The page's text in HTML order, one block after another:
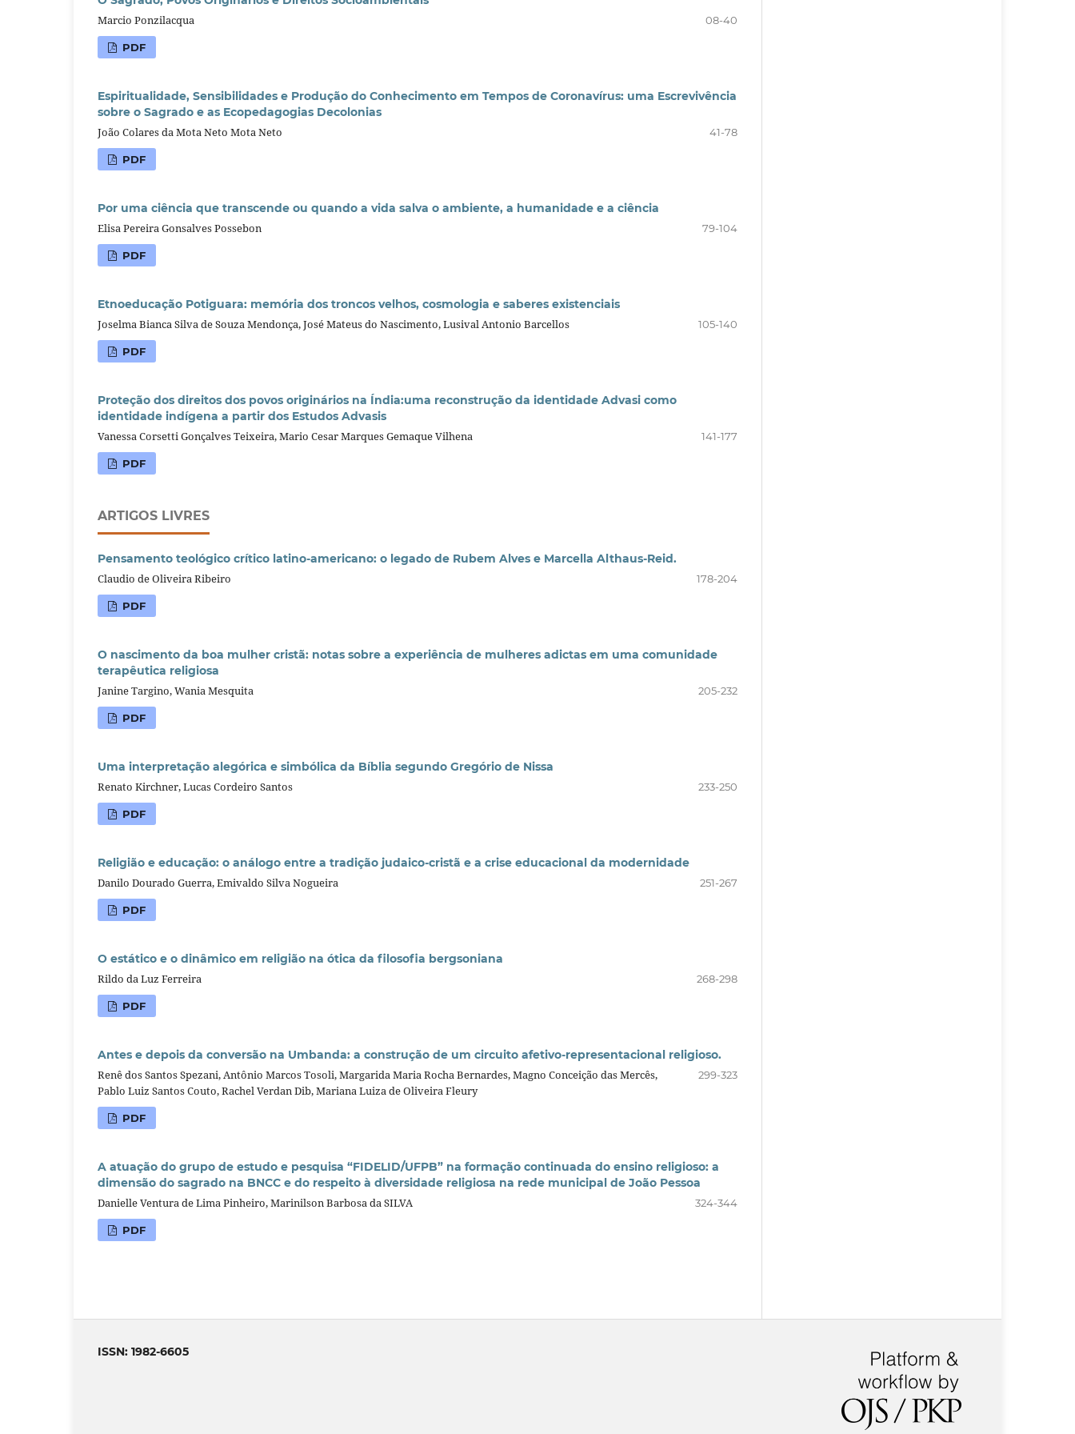
Marcio Ponzilacqua
08-40
PDF
Espiritualidade, Sensibilidades e Produção do Conhecimento em Tempos de Coronavírus: uma Escrevivência
sobre o Sagrado e as Ecopedagogias Decolonias
João Colares da Mota Neto Mota Neto
41-78
PDF
Por uma ciência que transcende ou quando a vida salva o ambiente, a humanidade e a ciência
Elisa Pereira Gonsalves Possebon
79-104
PDF
Etnoeducação Potiguara: memória dos troncos velhos, cosmologia e saberes existenciais
Joselma Bianca Silva de Souza Mendonça, José Mateus do Nascimento, Lusival Antonio Barcellos
105-140
PDF
Proteção dos direitos dos povos originários na Índia:uma reconstrução da identidade Advasi como
identidade indígena a partir dos Estudos Advasis
Vanessa Corsetti Gonçalves Teixeira, Mario Cesar Marques Gemaque Vilhena
141-177
PDF
ARTIGOS LIVRES
Pensamento teológico crítico latino-americano: o legado de Rubem Alves e Marcella Althaus-Reid.
Claudio de Oliveira Ribeiro
178-204
PDF
O nascimento da boa mulher cristã: notas sobre a experiência de mulheres adictas em uma comunidade
terapêutica religiosa
Janine Targino, Wania Mesquita
205-232
PDF
Uma interpretação alegórica e simbólica da Bíblia segundo Gregório de Nissa
Renato Kirchner, Lucas Cordeiro Santos
233-250
PDF
Religião e educação: o análogo entre a tradição judaico-cristã e a crise educacional da modernidade
Danilo Dourado Guerra, Emivaldo Silva Nogueira
251-267
PDF
O estático e o dinâmico em religião na ótica da filosofia bergsoniana
Rildo da Luz Ferreira
268-298
PDF
Antes e depois da conversão na Umbanda: a construção de um circuito afetivo-representacional religioso.
Renê dos Santos Spezani, Antônio Marcos Tosoli, Margarida Maria Rocha Bernardes, Magno Conceição das Mercês,
Pablo Luiz Santos Couto, Rachel Verdan Dib, Mariana Luiza de Oliveira Fleury
299-323
PDF
A atuação do grupo de estudo e pesquisa “FIDELID/UFPB” na formação continuada do ensino religioso: a
dimensão do sagrado na BNCC e do respeito à diversidade religiosa na rede municipal de João Pessoa
Danielle Ventura de Lima Pinheiro, Marinilson Barbosa da SILVA
324-344
PDF
ISSN: 1982-6605